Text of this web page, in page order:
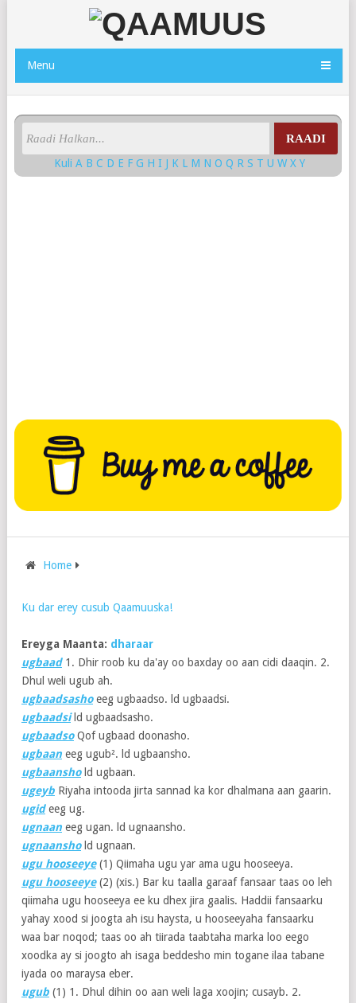
Menu
RAADI
KuliA BC D E FG HI J K L M NOQ RS TUWXY
Home
Ku dar erey cusub Qaamuuska!
Ereyga Maanta: dharaar
ugbaad1. Dhir roob ku da'ay oo baxday oo aan cidi daaqin. 2.
Dhul weli ugub ah.
ugbaadsashoeeg ugbaadso. ld ugbaadsi.
ugbaadsild ugbaadsasho.
ugbaadsoQof ugbaad doonasho.
ugbaan eeg ugub². ld ugbaansho.
ugbaanshold ugbaan.
ugeyb Riyaha intooda jirta sannad ka kor dhalmana aan gaarin.
ugideeg ug.
ugnaan eeg ugan. ld ugnaansho.
ugnaanshold ugnaan.
ugu hooseeye(1) Qiimaha ugu yar ama ugu hooseeya.
ugu hooseeye(2) (xis.) Bar ku taalla garaaf fansaar taas oo leh
qiimaha ugu hooseeya ee ku dhex jira gaalis. Haddii fansaarku
yahay xood si joogta ah isu haysta, u hooseeyaha fansaarku
waa bar noqod; taas oo ah tiirada taabtaha marka loo eego
xoodka ay si joogto ah isaga beddesho min togane ilaa tabane
iyada oo maraysa eber.
ugub (1) 1. Dhul dihin oo aan weli laga xoojin; cusayb. 2.